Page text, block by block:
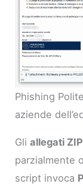
Phishing
aziende
Gliallegati ZIP
parzialmente
script invoca